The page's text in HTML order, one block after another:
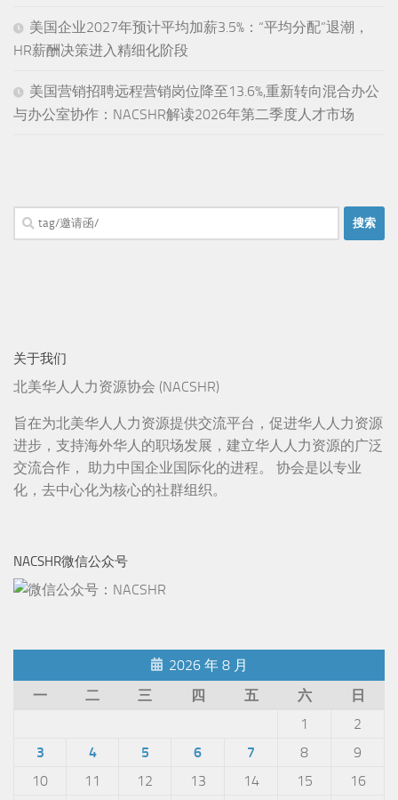
美国企业2027年预计平均加薪3.5%：“平均分配”退潮，
HR薪酬决策进入精细化阶段
美国营销招聘远程营销岗位降至13.6%,重新转向混合办公
与办公室协作：NACSHR解读2026年第二季度人才市场
搜
索：
关于我们
北美华人人力资源协会 (NACSHR)
旨在为北美华人人力资源提供交流平台，促进华人人力资源
进步，支持海外华人的职场发展，建立华人人力资源的广泛
交流合作， 助力中国企业国际化的进程。 协会是以专业
化，去中心化为核心的社群组织。
NACSHR微信公众号
2026 年 8 月
一
二 三 四 五 六
日
1
2
3
4 5 6 7 8
9
10
11 12 13 14 15
16